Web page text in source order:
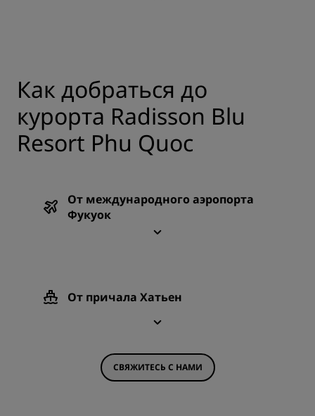
Как добраться до
курорта Radisson Blu
Resort Phu Quoc
От международного аэропорта
Фукуок
От причала Хатьен
СВЯЖИТЕСЬ С НАМИ